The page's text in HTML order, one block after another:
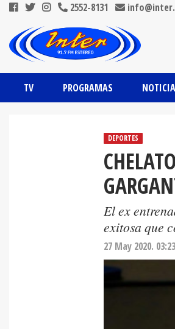
2552-8131
TV PROGRAMAS
DEPORTES
El ex
exitosa que
27 May 2020.